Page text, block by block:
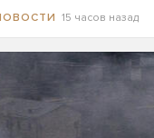
15 часов назад